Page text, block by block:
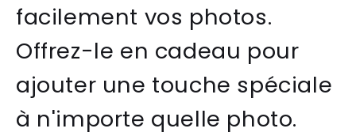
facilement vos photos.
Offrez-le en cadeau pour
ajouter une touche spéciale
à n'importe quelle photo.